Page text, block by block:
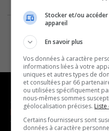
NOUVELLES
Stocker et/ou
appareil
En savoir plus
Vos données à caractère
informations liées à votre
uniques et autres types de
et consultées par 66
ou utilisées spécifiquement
nous-mêmes sommes
géolocalisation précises.
Certains fournisseurs sont
données à caractère